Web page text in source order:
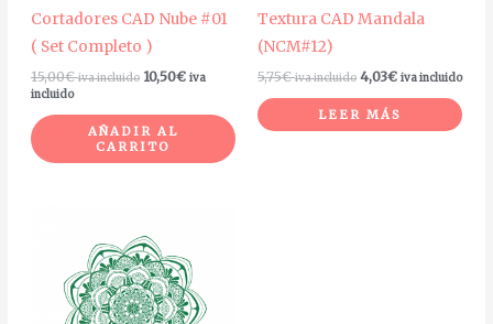
Cortadores CAD Nube #01
( Set Completo )
15,00€ iva incluido 10,50€ iva
incluido
AÑADIR AL
CARRITO
Textura CAD Mandala
(NCM#12)
5,75€ iva incluido 4,03€ iva incluido
LEER MÁS